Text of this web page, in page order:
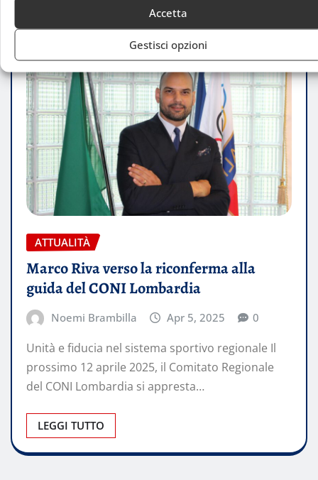
Accetta
Gestisci opzioni
ATTUALITÀ
Marco Riva verso la riconferma alla
guida del CONI Lombardia
Noemi Brambilla Apr 5, 2025 0
Unità e fiducia nel sistema sportivo regionale Il
prossimo 12 aprile 2025, il Comitato Regionale
del CONI Lombardia si appresta…
LEGGI TUTTO